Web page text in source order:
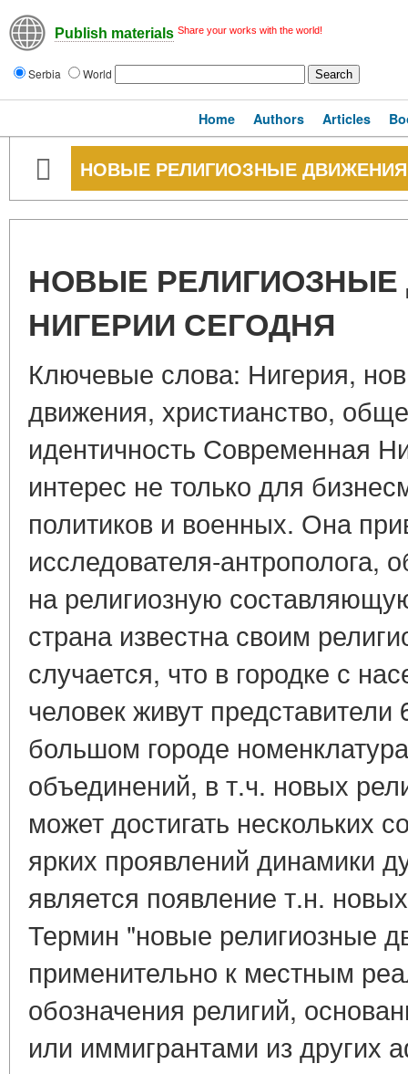
Publish materials Share your works with the world!
Serbia World
Home Authors Articles
НОВЫЕ РЕЛИГИОЗНЫЕ
НОВЫЕ
НИГЕРИИ СЕГОДНЯ
Ключевые слова: Нигерия,
движения, христианство,
идентичность Современная
интерес не только для
политиков и военных. Она
исследователя-
на религиозную
страна известна своим
случается, что в городке с
человек живут
большом городе
объединений, в т.ч. новых
может достигать нескольких
ярких проявлений динамики
является появление т.н.
Термин "новые религиозные
применительно к местным
обозначения религий,
или иммигрантами из других